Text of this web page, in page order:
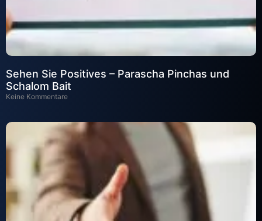
Sehen Sie Positives – Parascha Pinchas und
Schalom Bait
Keine Kommentare